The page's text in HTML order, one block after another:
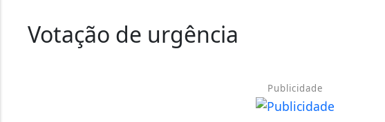
Votação de urgência
Publicidade